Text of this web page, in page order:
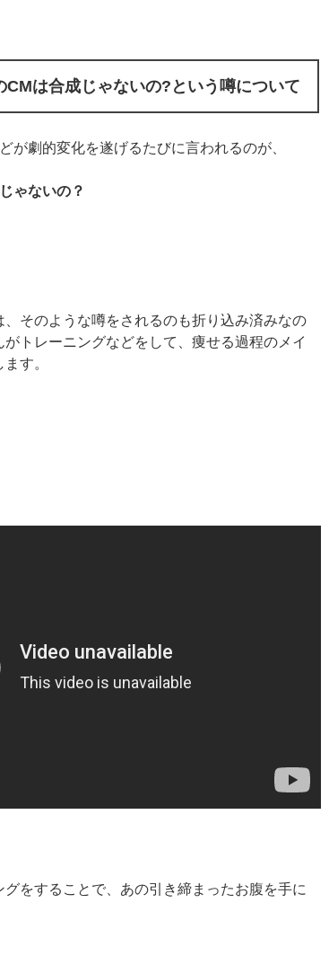
は合成じゃないの?という噂について
が劇的変化を遂げるたびに言われるのが、
ゃないの？
そのような噂をされるのも折り込み済みなの
トレーニングなどをして、痩せる過程のメイ
す。
をすることで、あの引き締まったお腹を手に